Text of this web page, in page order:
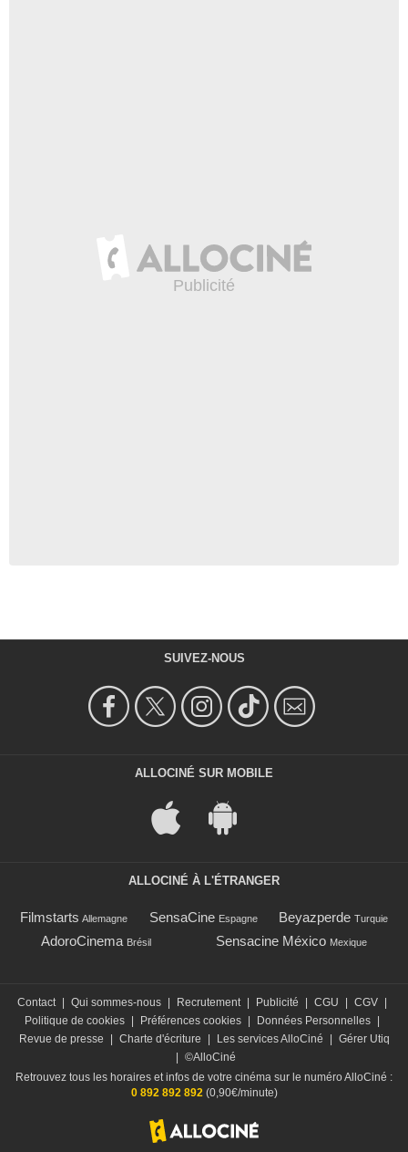
SUIVEZ-NOUS
ALLOCINÉ SUR MOBILE
ALLOCINÉ À L'ÉTRANGER
Filmstarts Allemagne SensaCine Espagne Beyazperde Turquie
AdoroCinema Brésil Sensacine México Mexique
Contact Qui sommes-nous Recrutement Publicité CGU CGV
Politique de cookies
Préférences cookies Données Personnelles
Revue de presse
Charte d'écriture Les services AlloCiné
Gérer Utiq
©AlloCiné
Retrouvez tous les horaires et infos de votre cinéma sur le numéro AlloCiné :
0 892 892 892(0,90€/minute)